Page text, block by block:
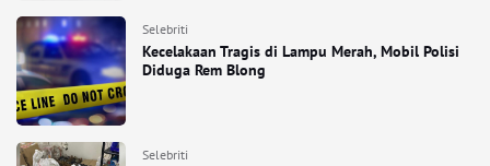
Selebriti
Kecelakaan Tragis di Lampu Merah, Mobil Polisi
Diduga Rem Blong
Selebriti